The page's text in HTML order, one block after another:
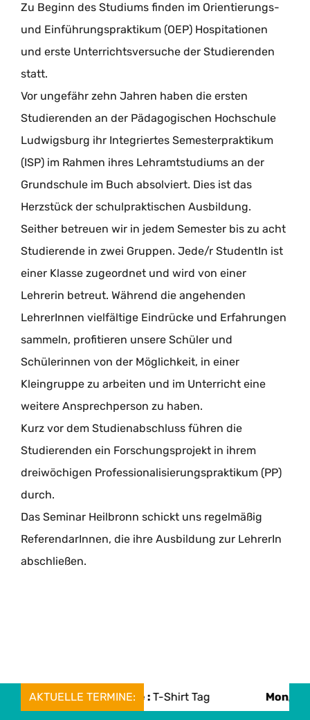
Zu Beginn des Studiums finden im Orientierungs-
und Einführungspraktikum (OEP) Hospitationen
und erste Unterrichtsversuche der Studierenden
statt.
Vor ungefähr zehn Jahren haben die ersten
Studierenden an der Pädagogischen Hochschule
Ludwigsburg ihr Integriertes Semesterpraktikum
(ISP) im Rahmen ihres Lehramtstudiums an der
Grundschule im Buch absolviert. Dies ist das
Herzstück der schulpraktischen Ausbildung.
Seither betreuen wir in jedem Semester bis zu acht
Studierende in zwei Gruppen. Jede/r StudentIn ist
einer Klasse zugeordnet und wird von einer
Lehrerin betreut. Während die angehenden
LehrerInnen vielfältige Eindrücke und Erfahrungen
sammeln, profitieren unsere Schüler und
Schülerinnen von der Möglichkeit, in einer
Kleingruppe zu arbeiten und im Unterricht eine
weitere Ansprechperson zu haben.
Kurz vor dem Studienabschluss führen die
Studierenden ein Forschungsprojekt in ihrem
dreiwöchigen Professionalisierungspraktikum (PP)
durch.
Das Seminar Heilbronn schickt uns regelmäßig
ReferendarInnen, die ihre Ausbildung zur LehrerIn
abschließen.
AKTUELLE TERMINE:
Mon, 08. June :T-Shirt Tag Mon, 08. June :